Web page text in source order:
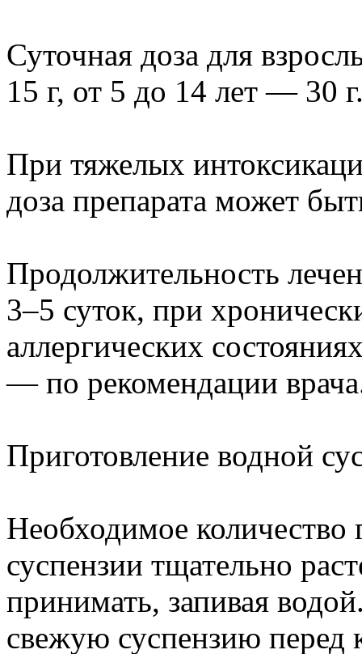
Суточная доза для
15 г, от 5 до 14 лет — 30
При тяжелых
доза препарата может
Продолжительность
3–5 суток, при
аллергических
— по рекомендации
Приготовление водной
Необходимое количество
суспензии тщательно
принимать, запивая
свежую суспензию